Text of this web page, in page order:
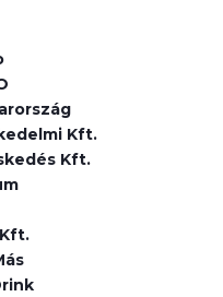
Kft.
Kft.